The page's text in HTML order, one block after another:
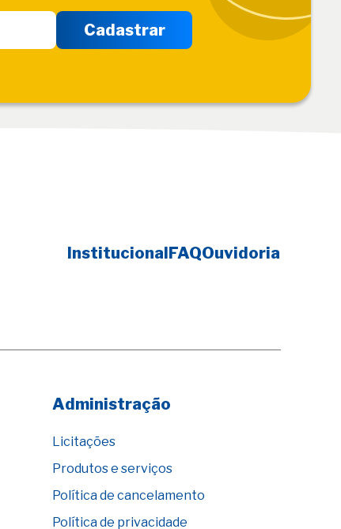
InstitucionalFAQOuvidoria
Administração
Licitações
Produtos e serviços
Política de cancelamento
Política de privacidade